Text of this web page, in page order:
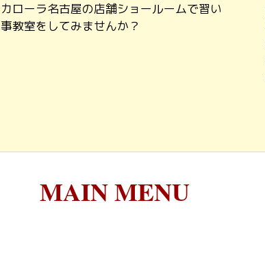
カローラ名古屋の店舗ショールームで習い
事教室をしてみませんか？
MAIN MENU